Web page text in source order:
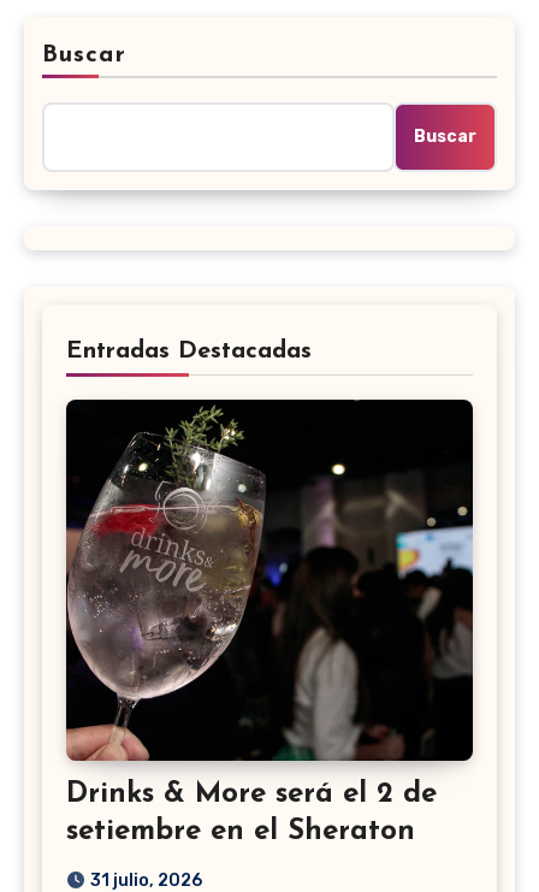
Buscar
Buscar
Entradas Destacadas
Drinks & More será el 2 de
setiembre en el Sheraton
31 julio, 2026